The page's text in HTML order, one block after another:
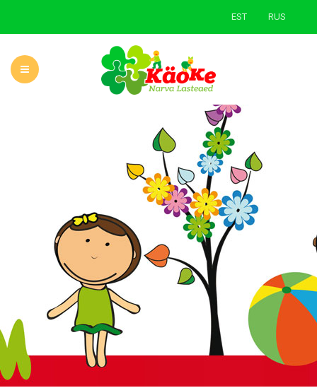
EST RUS
LASTEAIAST UUDISED
ÕPPE- JA KASVATUSTÖÖ LAPSEVANEMALE
ROHELINE KOOL KONTAKT